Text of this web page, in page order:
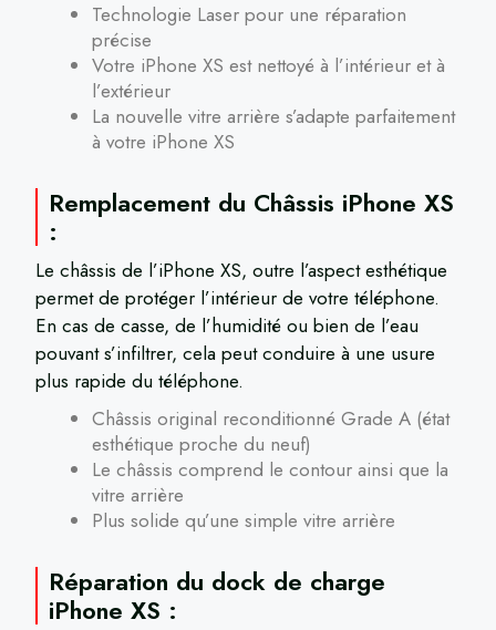
Technologie Laser pour une réparation
précise
Votre iPhone XS est nettoyé à l’intérieur et à
l’extérieur
La nouvelle vitre arrière s’adapte parfaitement
à votre iPhone XS
Remplacement du Châssis iPhone XS
:
Le châssis de l’iPhone XS, outre l’aspect esthétique
permet de protéger l’intérieur de votre téléphone.
En cas de casse, de l’humidité ou bien de l’eau
pouvant s’infiltrer, cela peut conduire à une usure
plus rapide du téléphone.
Châssis original reconditionné Grade A (état
esthétique proche du neuf)
Le châssis comprend le contour ainsi que la
vitre arrière
Plus solide qu’une simple vitre arrière
Réparation du dock de charge
iPhone XS :